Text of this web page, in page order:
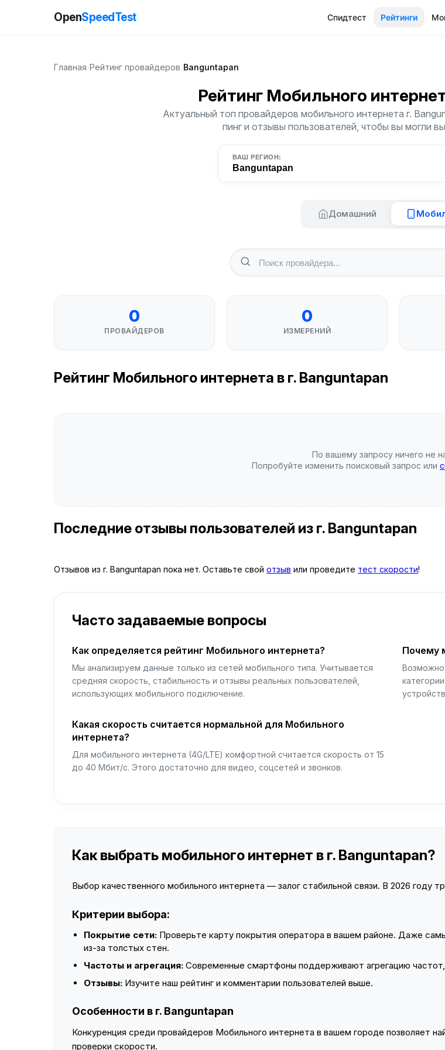
OpenSpeedTest Спидтест Рейтинги
Главная Рейтинг провайдеров Banguntapan
Рейтинг Мобильного
Актуальный топ провайдеров мобильного интернета г.
пинг и отзывы пользователей, чтобы вы могли
ВАШ РЕГИОН:
Banguntapan
Домашний
0
ПРОВАЙДЕРОВ
0
ИЗМЕРЕНИЙ
Рейтинг Мобильного интернета в г. Banguntapan
По вашему запросу ничего не
Попробуйте изменить поисковый запрос или
Последние отзывы пользователей из г. Banguntapan
Отзывов из г. Banguntapan пока нет. Оставьте свой отзыв или проведите тест скорости!
Часто задаваемые вопросы
Как определяется рейтинг Мобильного интернета?
Мы анализируем данные только из сетей мобильного типа. Учитывается
средняя скорость, стабильность и отзывы реальных пользователей,
использующих мобильного подключение.
Почему
Какая скорость считается нормальной для Мобильного
интернета?
Для мобильного интернета (4G/LTE) комфортной считается скорость от 15
до 40 Мбит/с. Этого достаточно для видео, соцсетей и звонков.
Как выбрать мобильного интернет в г. Banguntapan?
Выбор качественного мобильного интернета — залог стабильной связи. В 2026 году
Критерии выбора:
Покрытие сети: Проверьте карту покрытия оператора в вашем районе. Даже
из-за толстых стен.
Частоты и агрегация: Современные смартфоны поддерживают агрегацию
Отзывы: Изучите наш рейтинг и комментарии пользователей выше.
Особенности в г. Banguntapan
Конкуренция среди провайдеров Мобильного интернета в вашем городе позволяет
проверки скорости.